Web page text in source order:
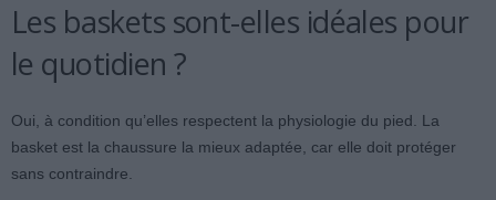
Les baskets sont-elles idéales pour
le quotidien ?
Oui, à condition qu’elles respectent la physiologie du pied. La
basket est la chaussure la mieux adaptée, car elle doit protéger
sans contraindre.